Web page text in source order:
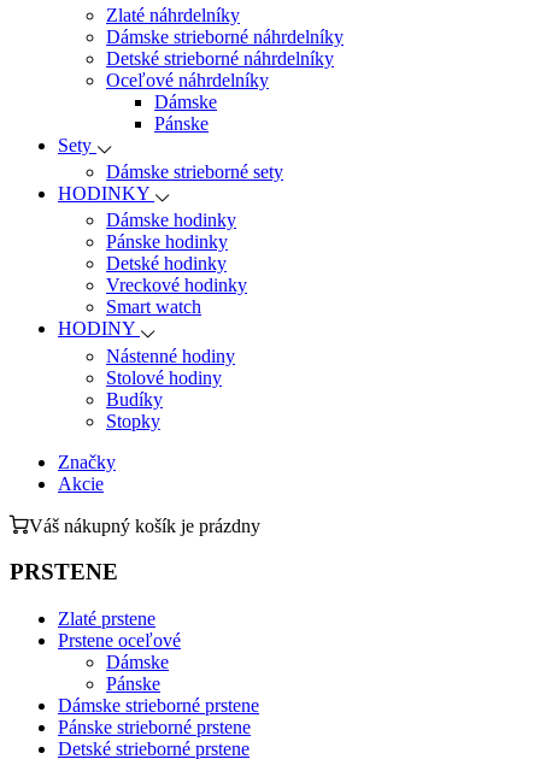
Zlaté náhrdelníky
Dámske strieborné náhrdelníky
Detské strieborné náhrdelníky
Oceľové náhrdelníky
Dámske
Pánske
Sety
Dámske strieborné sety
HODINKY
Dámske hodinky
Pánske hodinky
Detské hodinky
Vreckové hodinky
Smart watch
HODINY
Nástenné hodiny
Stolové hodiny
Budíky
Stopky
Značky
Akcie
Váš nákupný košík je prázdny
PRSTENE
Zlaté prstene
Prstene oceľové
Dámske
Pánske
Dámske strieborné prstene
Pánske strieborné prstene
Detské strieborné prstene